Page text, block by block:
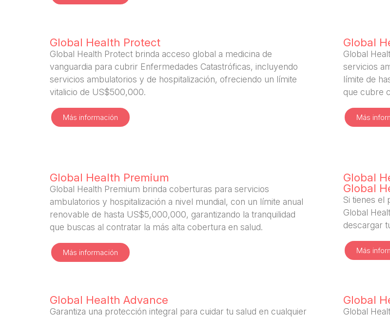
Global Health Protect
Global Health Protect brinda acceso global a medicina de
vanguardia para cubrir Enfermedades Catastróficas, incluyendo
servicios ambulatorios y de hospitalización, ofreciendo un límite
vitalicio de US$500,000.
Más información
Global
Global
servicios
límite de
que cubre
Más
Global Health Premium
Global Health Premium brinda coberturas para servicios
ambulatorios y hospitalización a nivel mundial, con un límite anual
renovable de hasta US$5,000,000, garantizando la tranquilidad
que buscas al contratar la más alta cobertura en salud.
Más información
Global
Global
Si tienes el
Global
descargar
Más
Global Health Advance
Garantiza una protección integral para cuidar tu salud en cualquier
Global
Global